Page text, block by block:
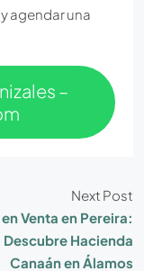
agendar una
–
Next Post
Venta en Pereira:
Descubre Hacienda
Canaán en Álamos